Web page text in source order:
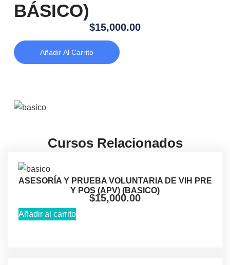
BÁSICO)
$15,000.00
Añadir Al Carrito
Cursos Relacionados
ASESORÍA Y PRUEBA VOLUNTARIA DE VIH PRE
Y POS (APV) (BASICO)
$15,000.00
Añadir al carrito